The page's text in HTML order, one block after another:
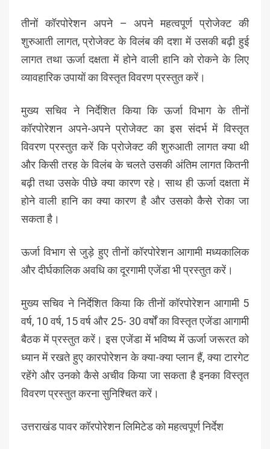
तीनों कॉरपोरेशन अपने – अपने महत्वपूर्ण प्रोजेक्ट की
शुरुआती लागत, प्रोजेक्ट के विलंब की दशा में उसकी बढ़ी हुई
लागत तथा ऊर्जा दक्षता में होने वाली हानि को रोकने के लिए
व्यावहारिक उपायों का विस्तृत विवरण प्रस्तुत करें।
मुख्य सचिव ने निर्देशित किया कि ऊर्जा विभाग के तीनों
कॉरपोरेशन अपने-अपने प्रोजेक्ट का इस संदर्भ में विस्तृत
विवरण प्रस्तुत करें कि प्रोजेक्ट की शुरुआती लागत क्या थी
और किसी तरह के विलंब के चलते उसकी अंतिम लागत कितनी
बढ़ी तथा उसके पीछे क्या कारण रहे। साथ ही ऊर्जा दक्षता में
होने वाली हानि का क्या कारण है और उसको कैसे रोका जा
सकता है।
ऊर्जा विभाग से जुड़े हुए तीनों कॉरपोरेशन आगामी मध्यकालिक
और दीर्घकालिक अवधि का दूरगामी एजेंडा भी प्रस्तुत करें।
मुख्य सचिव ने निर्देशित किया कि तीनों कॉरपोरेशन आगामी 5
वर्ष, 10 वर्ष, 15 वर्ष और 25- 30 वर्षों का विस्तृत एजेंडा आगामी
बैठक में प्रस्तुत करें। इस एजेंडा में भविष्य में ऊर्जा जरूरत को
ध्यान में रखते हुए कारपोरेशन के क्या-क्या प्लान हैं, क्या टारगेट
रहेंगे और उनको कैसे अचीव किया जा सकता है इनका विस्तृत
विवरण प्रस्तुत करना सुनिश्चित करें।
उत्तराखंड पावर कॉरपोरेशन लिमिटेड को महत्वपूर्ण निर्देश